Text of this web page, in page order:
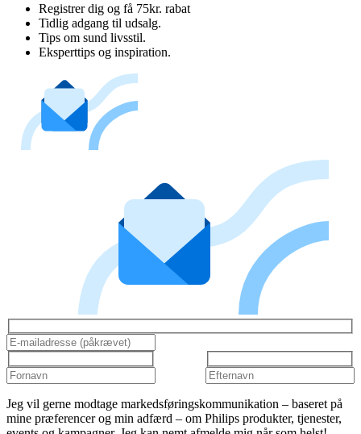
Registrer dig og få 75kr. rabat
Tidlig adgang til udsalg.
Tips om sund livsstil.
Eksperttips og inspiration.
Jeg vil gerne modtage markedsføringskommunikation – baseret på
mine præferencer og min adfærd – om Philips produkter, tjenester,